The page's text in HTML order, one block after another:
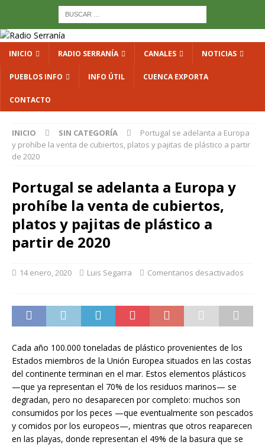
INICIO RADIO SERRANÍA CANALES NOTICIAS
PUEBLOS INFO INFO ÚTIL CUENCA EXPORTA
CONTACTO
INICIO SIN CATEGORÍA
Portugal se adelanta a Europa
y prohíbe la venta de cubiertos, platos y pajitas de plástico a partir
de 2020
Portugal se adelanta a Europa y
prohíbe la venta de cubiertos,
platos y pajitas de plástico a
partir de 2020
14 enero, 2020 Luis Segarra Comentarios desactivados
Cada año 100.000 toneladas de plástico provenientes de los
Estados miembros de la Unión Europea situados en las costas
del continente terminan en el mar. Estos elementos plásticos
—que ya representan el 70% de los residuos marinos— se
degradan, pero no desaparecen por completo: muchos son
consumidos por los peces —que eventualmente son pescados
y comidos por los europeos—, mientras que otros reaparecen
en las playas, donde representan el 49% de la basura que se